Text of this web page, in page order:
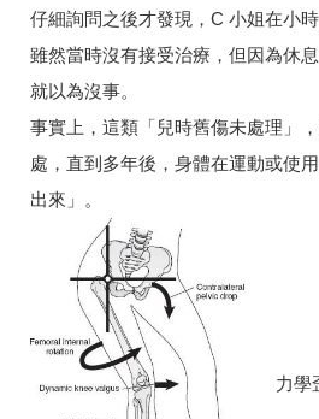
仔細詢問之後才發現，C 小姐在小
雖然當時沒有接受治療，但因為休
就以為沒事。
事實上，這類「兒時舊傷未處理」
處，直到多年後，身體在運動或使
出來」。
力學